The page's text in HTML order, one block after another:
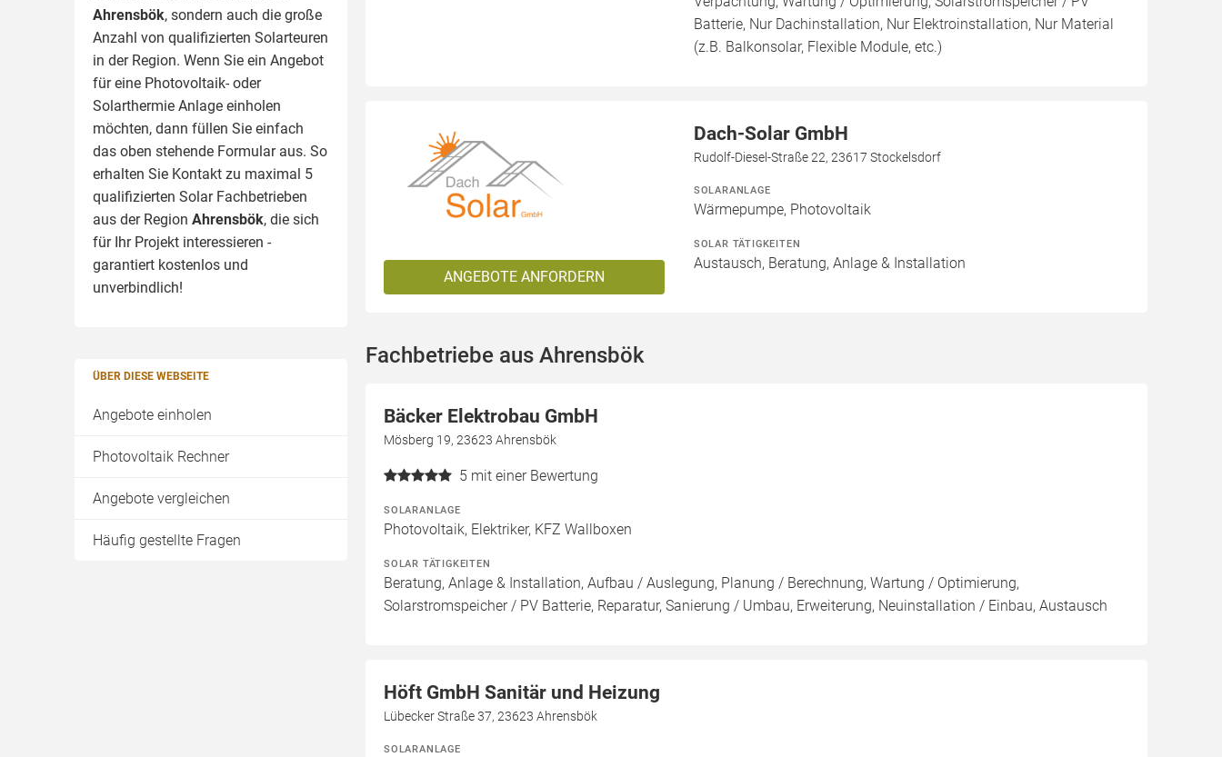
Ahrensbök, sondern auch die große
Anzahl von qualifizierten Solarteuren
in der Region. Wenn Sie ein Angebot
für eine Photovoltaik- oder
Solarthermie Anlage einholen
möchten, dann füllen Sie einfach
das oben stehende Formular aus. So
erhalten Sie Kontakt zu maximal 5
qualifizierten Solar Fachbetrieben
aus der Region Ahrensbök, die sich
für Ihr Projekt interessieren -
garantiert kostenlos und
unverbindlich!
ÜBER DIESE WEBSEITE
Angebote einholen
Photovoltaik Rechner
Angebote vergleichen
Häufig gestellte Fragen
Batterie, Nur Dachinstallation, Nur Elektroinstallation, Nur Material
(z.B. Balkonsolar, Flexible Module, etc.)
ANGEBOTE ANFORDERN
Dach-Solar GmbH
Rudolf-Diesel-Straße 22, 23617 Stockelsdorf
SOLARANLAGE
Wärmepumpe, Photovoltaik
SOLAR TÄTIGKEITEN
Austausch, Beratung, Anlage & Installation
Fachbetriebe aus Ahrensbök
Bäcker Elektrobau GmbH
Mösberg 19, 23623 Ahrensbök
5 mit einer Bewertung
SOLARANLAGE
Photovoltaik, Elektriker, KFZ Wallboxen
SOLAR TÄTIGKEITEN
Beratung, Anlage & Installation, Aufbau / Auslegung, Planung / Berechnung, Wartung / Optimierung,
Solarstromspeicher / PV Batterie, Reparatur, Sanierung / Umbau, Erweiterung, Neuinstallation / Einbau, Austausch
Höft GmbH Sanitär und Heizung
Lübecker Straße 37, 23623 Ahrensbök
SOLARANLAGE